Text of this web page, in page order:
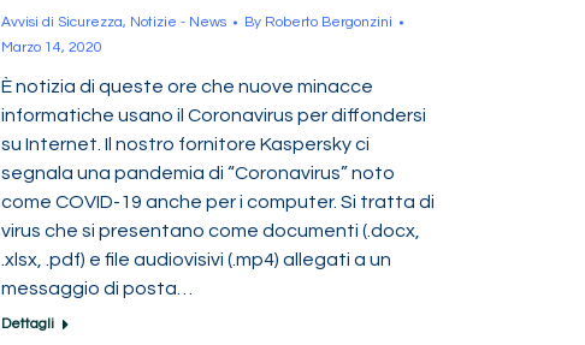
Avvisi di Sicurezza, Notizie - News By Roberto Bergonzini
Marzo 14, 2020
È notizia di queste ore che nuove minacce
informatiche usano il Coronavirus per diffondersi
su Internet. Il nostro fornitore Kaspersky ci
segnala una pandemia di “Coronavirus” noto
come COVID-19 anche per i computer. Si tratta di
virus che si presentano come documenti (.docx,
.xlsx, .pdf) e file audiovisivi (.mp4) allegati a un
messaggio di posta…
Dettagli